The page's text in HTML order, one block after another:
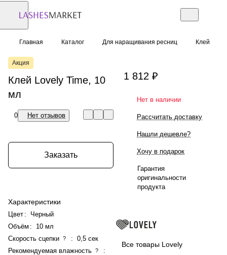
Главная Каталог Для наращивания ресниц Клей
Акция
Клей Lovely Time, 10
мл
0 Нет отзывов
Заказать
Характеристики
Цвет :
Черный
Объём :
10 мл
Скорость сцепки ? : 0,5 сек
Рекомендуемая влажность ?
:
1 812 ₽
Нет в наличии
Рассчитать доставку
Нашли дешевле?
Хочу в подарок
Гарантия
оригинальности
продукта
Все товары Lovely